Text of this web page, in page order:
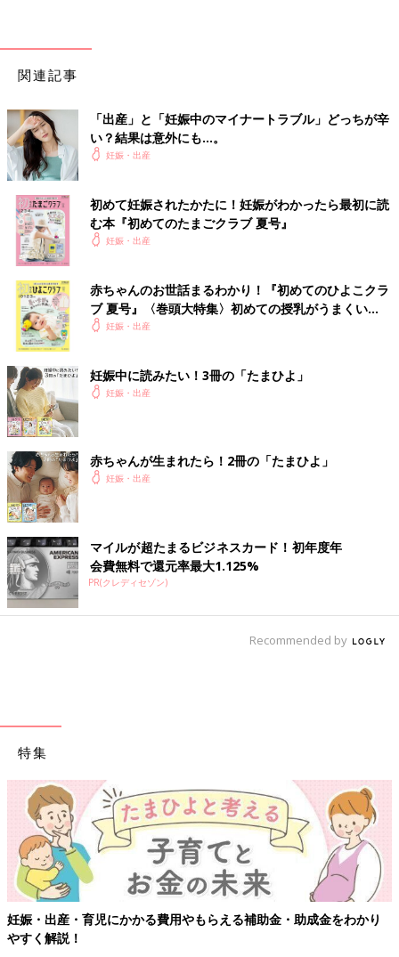
関連記事
「出産」と「妊娠中のマイナートラブル」どっちが辛
い？結果は意外にも…。
妊娠・出産
初めて妊娠されたかたに！妊娠がわかったら最初に読
む本『初めてのたまごクラブ 夏号』
妊娠・出産
赤ちゃんのお世話まるわかり！『初めてのひよこクラ
ブ 夏号』〈巻頭大特集〉初めての授乳がうまくい
く！ おっぱい・ミルクの基本と夏のトラブル 解決テ
妊娠・出産
妊娠中に読みたい！3冊の「たまひよ」
妊娠・出産
赤ちゃんが生まれたら！2冊の「たまひよ」
妊娠・出産
マイルが超たまるビジネスカード！初年度年
会費無料で還元率最大1.125%
PR(クレディセゾン)
Recommended by
特集
妊娠・出産・育児にかかる費用やもらえる補助金・助成金をわかり
やすく解説！